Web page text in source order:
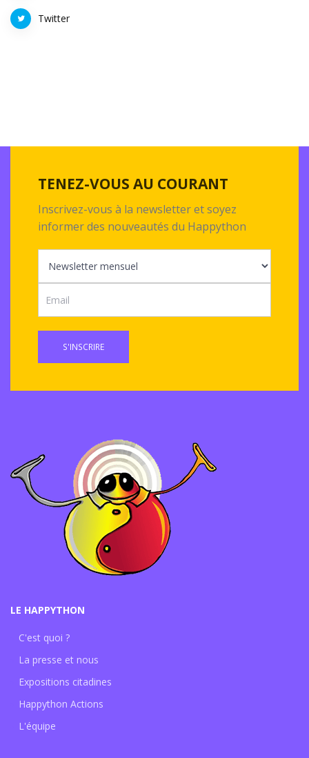
Twitter
TENEZ-VOUS AU COURANT
Inscrivez-vous à la newsletter et soyez
informer des nouveautés du Happython
S'INSCRIRE
LE HAPPYTHON
C'est quoi ?
La presse et nous
Expositions citadines
Happython Actions
L'équipe